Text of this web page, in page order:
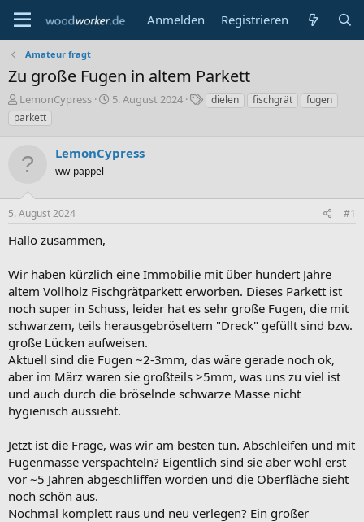
Anmelden Registrieren
Amateur fragt
Zu große Fugen in altem Parkett
E
r
s
e
e
r
LemonCypress
E
e
t
5. August 2024
S
o
dielen fischgrät
fugen
parkett
LemonCypress
ww-pappel
5. August 2024 #1
Hallo zusammen,
Wir haben kürzlich eine Immobilie mit über hundert Jahre
altem Vollholz Fischgrätparkett erworben. Dieses Parkett ist
noch super in Schuss, leider hat es sehr große Fugen, die mit
schwarzem, teils herausgebröseltem "Dreck" gefüllt sind bzw.
große Lücken aufweisen.
Aktuell sind die Fugen ~2-3mm, das wäre gerade noch ok,
aber im März waren sie großteils >5mm, was uns zu viel ist
und auch durch die bröselnde schwarze Masse nicht
hygienisch aussieht.
Jetzt ist die Frage, was wir am besten tun. Abschleifen und mit
Fugenmasse verspachteln? Eigentlich sind sie aber wohl erst
vor ~5 Jahren abgeschliffen worden und die Oberfläche sieht
noch schön aus.
Nochmal komplett raus und neu verlegen? Ein großer